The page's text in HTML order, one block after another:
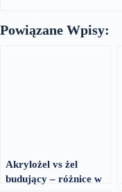
Powiązane Wpisy:
Akrylożel vs żel
budujący – różnice w